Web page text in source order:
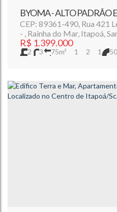
BYOMA - ALTO PADRÃO
R$ 1.399.000
CEP: 89361-490, Rua 421
, Rainha do Mar, Itapoá,
2 3 75m² 1 2 1